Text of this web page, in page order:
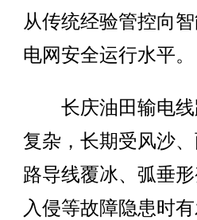
从传统经验管控向
电网安全运行水平。
长庆油田输电线
复杂，长期受风沙
路导线覆冰、弧垂
入侵等故障隐患时